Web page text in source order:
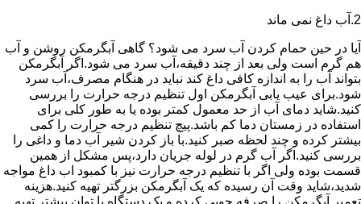
2.آب داغ نمی ماند
آیا در حین حمام کردن آب سرد می شود؟ گاهی آبگرمکن روشن و آب
هم گرم است ولی بعد از چند دقیقه،آب سرد می شود.اگر آبگرمکن
بتواند آب را به اندازه کافی داغ کند نباید در هنگام مصرف،آب سرد
شود.برای عیب یابی آبگرمکن اول تنظیم درجه حرارت را بررسی
کنید.شاید دمای آب از حد معمول کمتر بوده یا به طور کلی برای
استفاده در زمستان دما کم باشد.پیچ تنظیم درجه حرارت را کمی
بیشتر کرده و چند لحظه صبر کنید.با باز کردن شیر آب دما و داغی را
بررسی کنید.اگر آب گرم در لوله جریان دارد،پس مشکل از همین
قسمت بوده ولی اگر با تنظیم درجه حرارت نیز با کمبود اب داغ مواجه
شدید،شاید وقت آن رسیده که یک آبگرمکن بزرگتر تهیه کنید.هزینه